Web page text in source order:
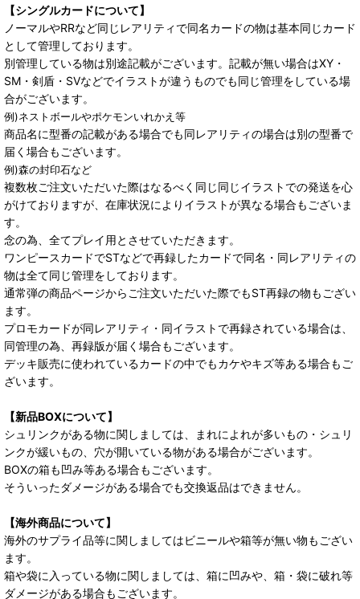
【シングルカードについて】
ノーマルやRRなど同じレアリティで同名カードの物は基本同じカード
として管理しております。
別管理している物は別途記載がございます。記載が無い場合はXY・
SM・剣盾・SVなどでイラストが違うものでも同じ管理をしている場
合がございます。
例)ネストボールやポケモンいれかえ等
商品名に型番の記載がある場合でも同レアリティの場合は別の型番で
届く場合もございます。
例)森の封印石など
複数枚ご注文いただいた際はなるべく同じ同じイラストでの発送を心
がけておりますが、在庫状況によりイラストが異なる場合もございま
す。
念の為、全てプレイ用とさせていただきます。
ワンピースカードでSTなどで再録したカードで同名・同レアリティの
物は全て同じ管理をしております。
通常弾の商品ページからご注文いただいた際でもST再録の物もござい
ます。
プロモカードが同レアリティ・同イラストで再録されている場合は、
同管理の為、再録版が届く場合もございます。
デッキ販売に使われているカードの中でもカケやキズ等ある場合もご
ざいます。
【新品BOXについて】
シュリンクがある物に関しましては、まれによれが多いもの・シュリ
ンクが緩いもの、穴が開いている物がある場合がございます。
BOXの箱も凹み等ある場合もございます。
そういったダメージがある場合でも交換返品はできません。
【海外商品について】
海外のサプライ品等に関しましてはビニールや箱等が無い物もござい
ます。
箱や袋に入っている物に関しましては、箱に凹みや、箱・袋に破れ等
ダメージがある場合もございます。